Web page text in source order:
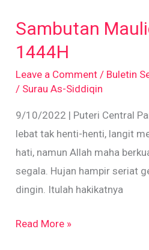
Sambutan
1444H
Leave a Comment / Buletin
/ Surau As-Siddiqin
9/10/2022 | Puteri Central
lebat tak henti-henti, langit
hati, namun Allah maha
segala. Hujan hampir seriat
dingin. Itulah hakikatnya
Rasul
1444H
Read More »